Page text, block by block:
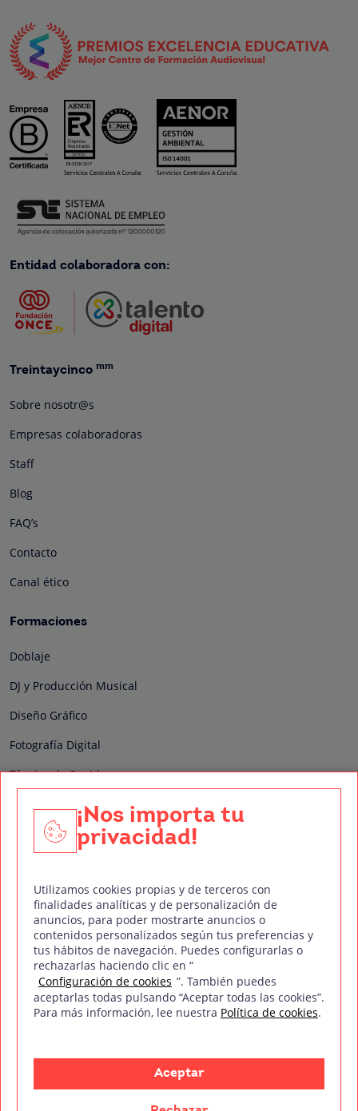
Entidad colaboradora con:
Treintaycinco mm
Sobre nosotr@s
Empresas colaboradoras
Staff
Blog
FAQ’s
Contacto
Canal ético
Formaciones
Doblaje
DJ y Producción Musical
Diseño Gráfico
Fotografía Digital
Técnico de Sonido
Edición y Postproducción de Vídeo
Nuestros sellos de calidad
Síguenos en Redes Sociales
mm 2026
Política de privacidad Política de cookies
Aviso legal
¡Nos importa tu
privacidad!
Utilizamos cookies propias y de terceros con
finalidades analíticas y de personalización de
anuncios, para poder mostrarte anuncios o
contenidos personalizados según tus preferencias y
tus hábitos de navegación. Puedes configurarlas o
rechazarlas haciendo clic en “
Configuración de cookies ”. También puedes
aceptarlas todas pulsando “Aceptar todas las cookies”.
Para más información, lee nuestra Política de cookies.
Aceptar